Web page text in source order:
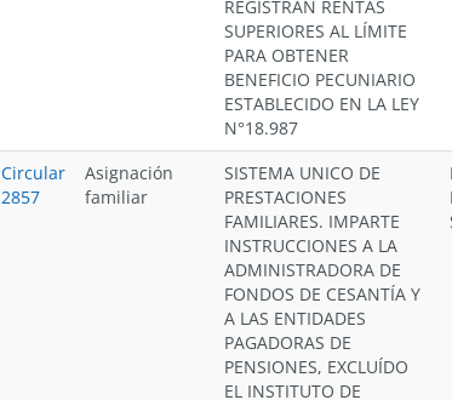
REGISTRAN RENTAS
SUPERIORES AL LÍMITE
PARA OBTENER
BENEFICIO PECUNIARIO
ESTABLECIDO EN LA LEY
N°18.987
Circular
2857
Asignación
familiar
SISTEMA UNICO DE
PRESTACIONES
FAMILIARES. IMPARTE
INSTRUCCIONES A LA
ADMINISTRADORA DE
FONDOS DE CESANTÍA Y
A LAS ENTIDADES
PAGADORAS DE
PENSIONES, EXCLUÍDO
EL INSTITUTO DE